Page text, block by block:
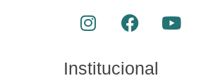
Institucional